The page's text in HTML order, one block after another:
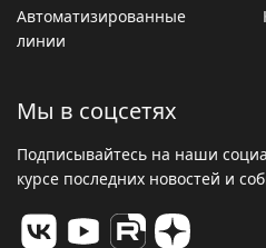
Автоматизированные
линии
Мы в соцсетях
Подписывайтесь на наши
курсе последних новостей и